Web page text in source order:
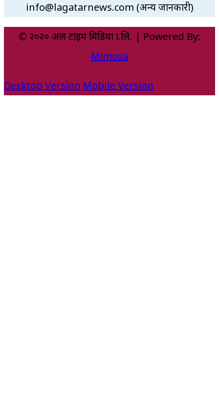
info@lagatarnews.com (अन्य जानकारी)
© २०२० अल टाइम मिडिया प्रा.लि. | Powered By:
Mimosa
Desktop Version Mobile Version